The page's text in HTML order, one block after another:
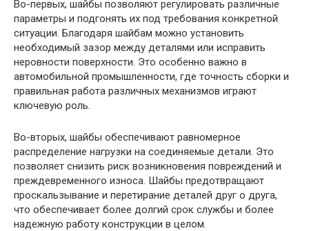
Во-первых, шайбы позволяют регулировать различные
параметры и подгонять их под требования конкретной
ситуации. Благодаря шайбам можно установить
необходимый зазор между деталями или исправить
неровности поверхности. Это особенно важно в
автомобильной промышленности, где точность сборки и
правильная работа различных механизмов играют
ключевую роль.
Во-вторых, шайбы обеспечивают равномерное
распределение нагрузки на соединяемые детали. Это
позволяет снизить риск возникновения повреждений и
преждевременного износа. Шайбы предотвращают
проскальзывание и перетирание деталей друг о друга,
что обеспечивает более долгий срок службы и более
надежную работу конструкции в целом.